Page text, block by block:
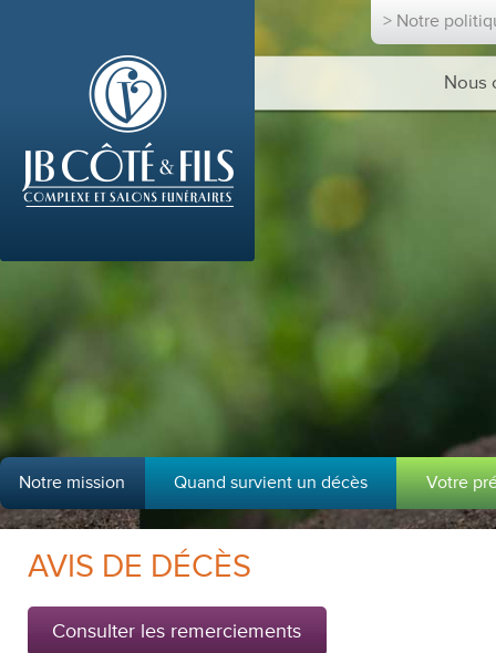
> Notre
Nous
Notre mission Quand survient un décès Votre
AVIS DE DÉCÈS
Consulter les remerciements